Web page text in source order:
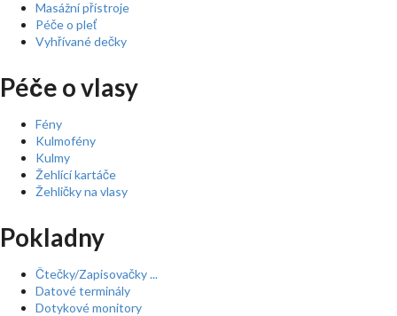
Masážní přístroje
Péče o pleť
Vyhřívané dečky
Péče o vlasy
Fény
Kulmofény
Kulmy
Žehlící kartáče
Žehličky na vlasy
Pokladny
Čtečky/Zapisovačky ...
Datové terminály
Dotykové monitory